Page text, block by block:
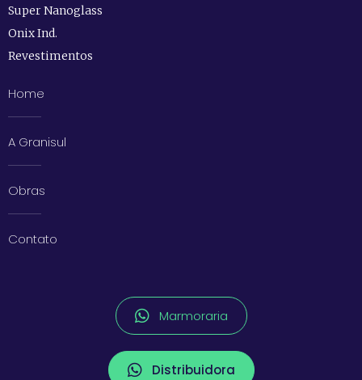
Super Nanoglass
Onix Ind.
Revestimentos
Home
A Granisul
Obras
Contato
Marmoraria
Distribuidora